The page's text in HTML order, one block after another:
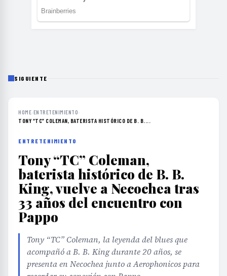
SIGUIENTE
HOME›ENTRETENIMIENTO›
TONY “TC” COLEMAN, BATERISTA HISTÓRICO DE B. B....
ENTRETENIMIENTO
Tony “TC” Coleman,
baterista histórico de B. B.
King, vuelve a Necochea tras
33 años del encuentro con
Pappo
Tony “TC” Coleman, la leyenda del blues que
acompañó a B. B. King durante 20 años, se
presenta en Necochea junto a Aerophonicos para